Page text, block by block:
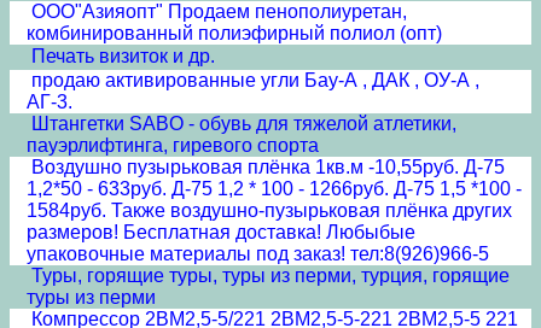
ООО"Азияопт" Продаем пенополиуретан,
комбинированный полиэфирный полиол (опт)
Печать визиток и др.
продаю активированные угли Бау-А , ДАК , ОУ-А ,
АГ-3.
Штангетки SABO - обувь для тяжелой атлетики,
пауэрлифтинга, гиревого спорта
Воздушно пузырьковая плёнка 1кв.м -10,55руб. Д-75
1,2*50 - 633руб. Д-75 1,2 * 100 - 1266руб. Д-75 1,5 *100 -
1584руб. Также воздушно-пузырьковая плёнка других
размеров! Бесплатная доставка! Любыбые
упаковочные материалы под заказ! тел:8(926)966-5
Туры, горящие туры, туры из перми, турция, горящие
туры из перми
Компрессор 2ВМ2,5-5/221 2ВМ2,5-5-221 2ВМ2,5-5 221